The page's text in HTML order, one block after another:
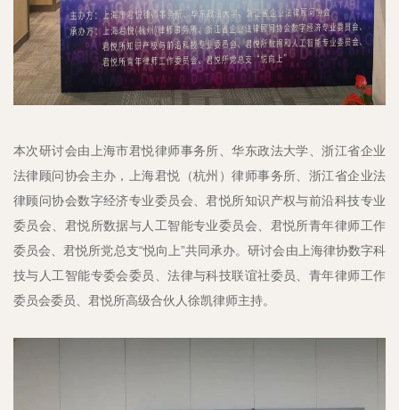
本次研讨会由上海市君悦律师事务所、华东政法大学、浙江省企业
法律顾问协会主办，上海君悦（杭州）律师事务所、浙江省企业法
律顾问协会数字经济专业委员会、君悦所知识产权与前沿科技专业
委员会、君悦所数据与人工智能专业委员会、君悦所青年律师工作
委员会、君悦所党总支“悦向上”共同承办。研讨会由上海律协数字科
技与人工智能专委会委员、法律与科技联谊社委员、青年律师工作
委员会委员、君悦所高级合伙人徐凯律师主持。